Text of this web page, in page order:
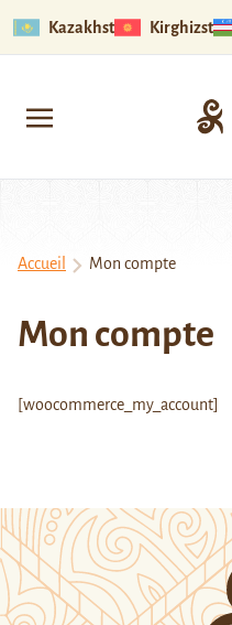
Kazakhstan Kirghizstan
Accueil Mon compte
Mon compte
[woocommerce_my_account]